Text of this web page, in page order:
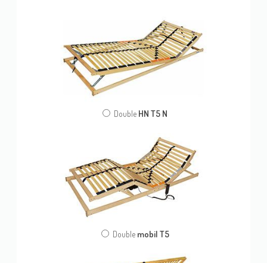
Double HN T5 N
Double mobil T5